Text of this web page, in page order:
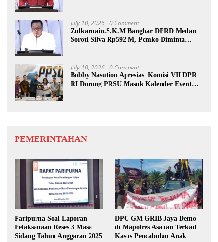
July 10, 2026 0 Comment
Zulkarnain.S.K.M Banghar DPRD Medan
Soroti Silva Rp592 M, Pemko Diminta
July 10, 2026 0 Comment
Bobby Nasution Apresiasi Komisi VII DPR
RI Dorong PRSU Masuk Kalender Event
PEMERINTAHAN
Paripurna Soal Laporan
Pelaksanaan Reses 3 Masa
Sidang Tahun Anggaran 2025
DPC GM GRIB Jaya Demo
di Mapolres Asahan Terkait
Kasus Pencabulan Anak